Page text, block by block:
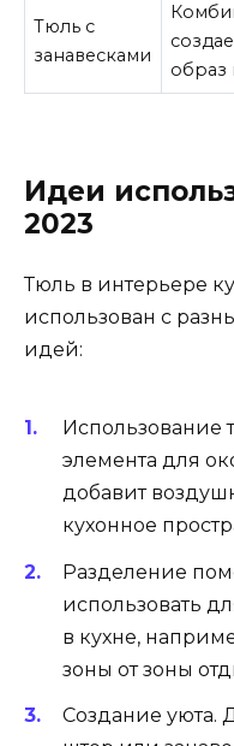
Тюль с
занавесками
образ
Идеи
2023
Тюль в интерьере
использован с
идей:
Использование
элемента для
добавит
кухонное
Разделение
использовать
в кухне,
зоны от зоны
Создание уюта.